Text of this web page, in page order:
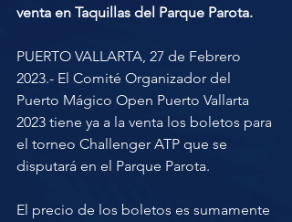
venta en Taquillas del Parque Parota.
PUERTO VALLARTA, 27 de Febrero
2023.- El Comité Organizador del
Puerto Mágico Open Puerto Vallarta
2023 tiene ya a la venta los boletos para
el torneo Challenger ATP que se
disputará en el Parque Parota.
El precio de los boletos es sumamente